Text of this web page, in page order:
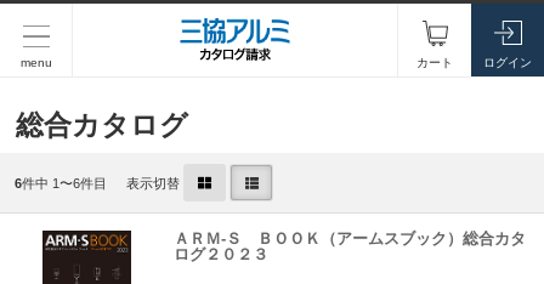
menu カート ログイン
総合カタログ
6件中 1〜6件目 表示切替
ＡＲＭ-Ｓ ＢＯＯＫ（アームスブック）総合カタ
ログ２０２３